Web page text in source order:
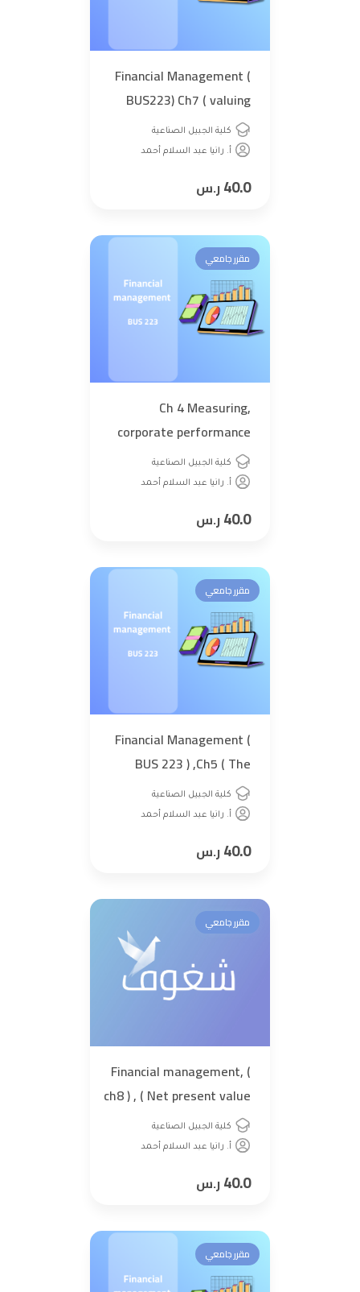
Financial Management (
BUS223) Ch7 ( valuing
Stock)كلية الجبيل الصناعية
أ. رانيا عبد السلام أحمد
40.0ر.س
مقرر جامعي
,Ch 4 Measuring
corporate performance
,Financial Management (
BUS 223)
كلية الجبيل الصناعية
أ. رانيا عبد السلام أحمد
40.0ر.س
مقرر جامعي
Financial Management (
BUS 223 ) ,Ch5 ( The
Time Value Of Money )
كلية الجبيل الصناعية
أ. رانيا عبد السلام أحمد
40.0ر.س
مقرر جامعي
Financial management, (
ch8 ) , ( Net present value
and Other investment
criteria
كلية الجبيل الصناعية
أ. رانيا عبد السلام أحمد
40.0ر.س
مقرر جامعي